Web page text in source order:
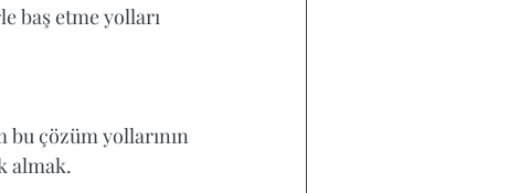
baş etme yolları
bu çözüm yollarının
almak.